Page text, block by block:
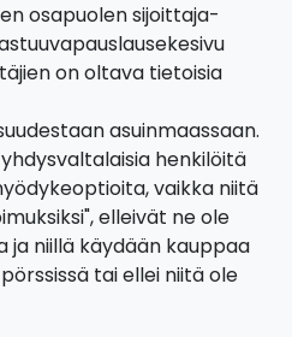
osapuolen sijoittaja-
on oltava tietoisia
asuinmaassaan.
henkilöitä
vaikka niitä
elleivät ne ole
ja niillä käydään kauppaa
tai ellei niitä ole